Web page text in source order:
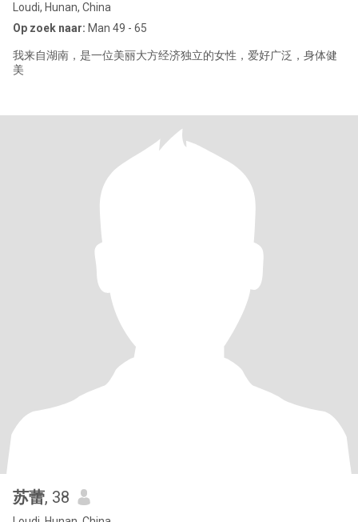
Loudi, Hunan, China
Op zoek naar: Man 49 - 65
我来自湖南，是一位美丽大方经济独立的女性，爱好广泛，身体健
美
苏蕾, 38